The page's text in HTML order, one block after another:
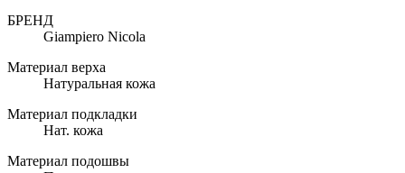
БРЕНД
Giampiero Nicola
Материал верха
Натуральная кожа
Материал подкладки
Нат. кожа
Материал подошвы